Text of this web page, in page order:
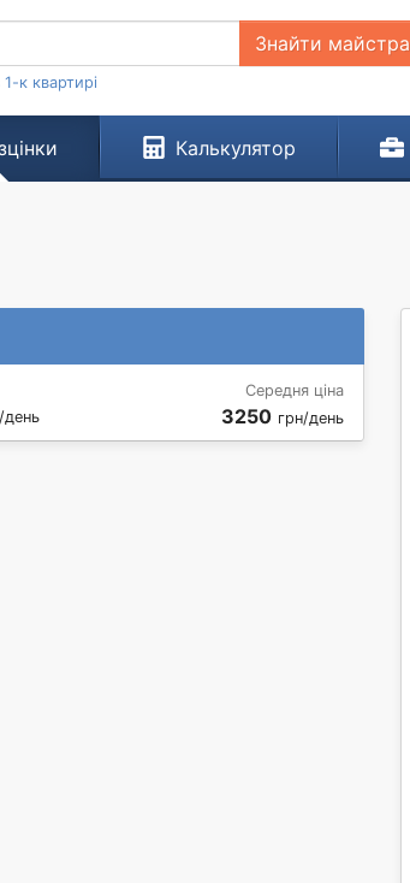
Знайти майстра
к квартирі
Калькулятор
день
Середня ціна
3250 грн/день